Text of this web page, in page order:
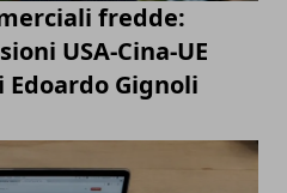
fredde:
USA-Cina-UE
Edoardo Gignoli